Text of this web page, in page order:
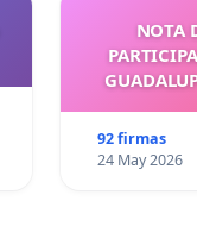
NOTA
92 firmas
24 May 2026